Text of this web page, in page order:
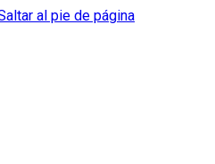
al pie de página